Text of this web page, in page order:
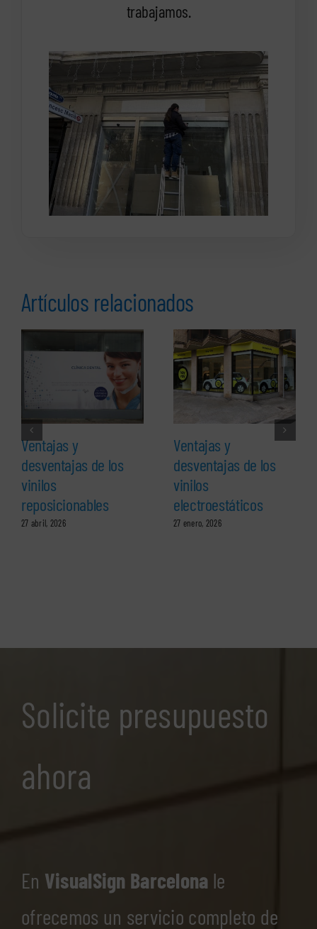
trabajamos.
Artículos relacionados
Ventajas y
desventajas de los
vinilos
reposicionables
27 abril, 2026
Ventajas y
desventajas de los
vinilos
electroestáticos
27 enero, 2026
Solicite presupuesto
ahora
En VisualSign Barcelona le
ofrecemos un servicio completo de